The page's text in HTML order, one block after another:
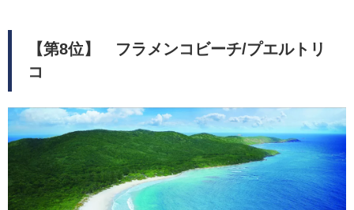
【第8位】 フラメンコビーチ/プエルトリ
コ